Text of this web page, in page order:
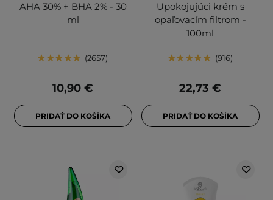
AHA 30% + BHA 2% - 30
ml
2657
10,90 €
PRIDAŤ DO KOŠÍKA
Upokojujúci krém s
opaľovacím filtrom -
100ml
916
22,73 €
PRIDAŤ DO KOŠÍKA